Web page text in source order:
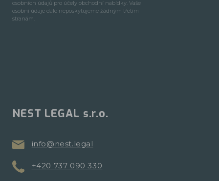
osobních údajů pro účely obchodní nabídky. Vaše
osobní údaje dále neposkytujeme žádným třetím
stranám.
NEST LEGAL s.r.o.
info@nest.legal
+420 737 090 330